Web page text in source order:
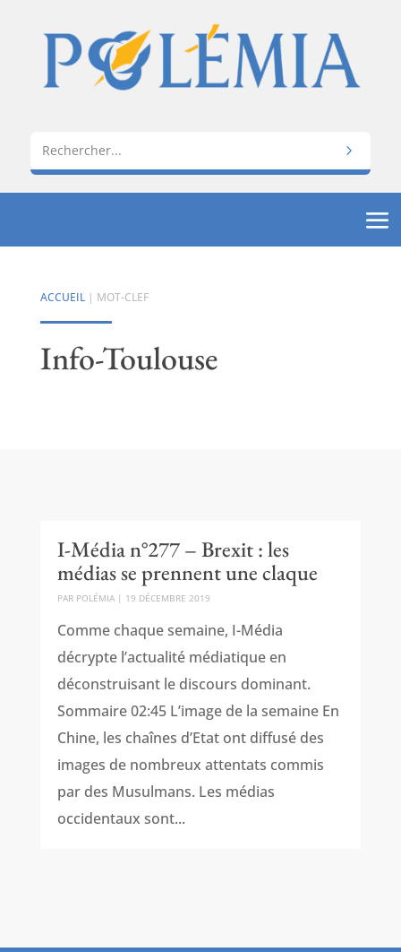
ACCUEIL| MOT-CLEF
Info-Toulouse
I-Média n°277 – Brexit : les
médias se prennent une claque
PAR POLÉMIA| 19 DÉCEMBRE 2019
Comme chaque semaine, I-Média
décrypte l’actualité médiatique en
déconstruisant le discours dominant.
Sommaire 02:45 L’image de la semaine En
Chine, les chaînes d’Etat ont diffusé des
images de nombreux attentats commis
par des Musulmans. Les médias
occidentaux sont...